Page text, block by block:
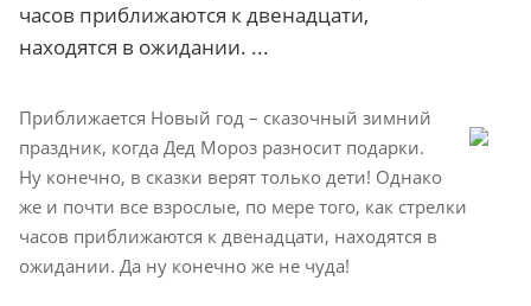
часов приближаются к двенадцати,
находятся в ожидании. ...
Приближается Новый год – сказочный зимний
праздник, когда Дед Мороз разносит подарки.
Ну конечно, в сказки верят только дети! Однако
же и почти все взрослые, по мере того, как стрелки
часов приближаются к двенадцати, находятся в
ожидании. Да ну конечно же не чуда!